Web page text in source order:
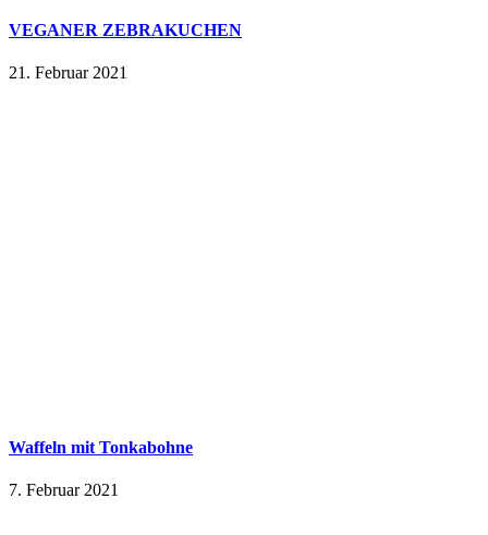
VEGANER ZEBRAKUCHEN
21. Februar 2021
Waffeln mit Tonkabohne
7. Februar 2021